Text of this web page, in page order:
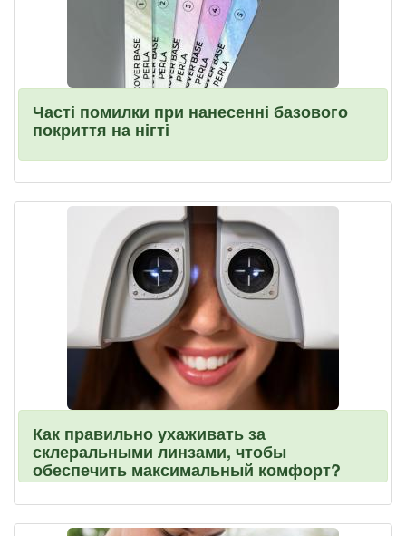
Часті помилки при нанесенні базового
покриття на нігті
Как правильно ухаживать за
склеральными линзами, чтобы
обеспечить максимальный комфорт?